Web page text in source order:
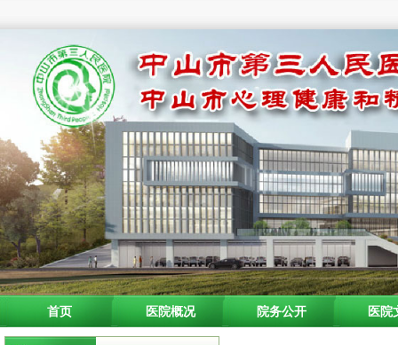
首页 医院概况 院务公开 医院